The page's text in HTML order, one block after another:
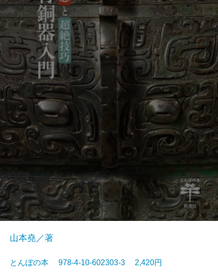
山本堯／著
とんぼの本 978-4-10-602303-3 2,420円